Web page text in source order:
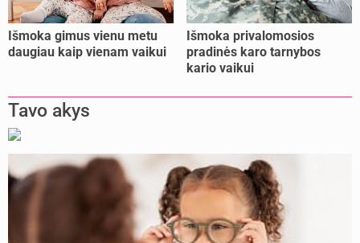
Išmoka gimus vienu metu
daugiau kaip vienam vaikui
Išmoka privalomosios
pradinės karo tarnybos
kario vaikui
Tavo akys